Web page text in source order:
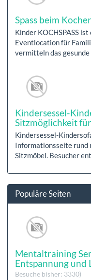
Spass beim
Kinder KOCHSPASS
Eventlocation für
vermitteln das gesunde
Kindersessel-
Sitzmöglichkeit
Kindersessel-
Informationsseite rund
Sitzmöbel. Besucher
Populäre Seiten
Mentaltraining
Entspannung und
Besuche bisher: 3330)